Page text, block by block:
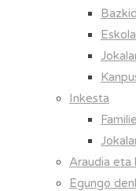
Inkesta
Araudia eta
Egungo